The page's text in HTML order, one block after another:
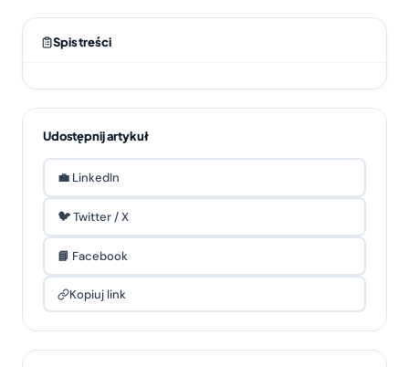
Spis treści
Udostępnij artykuł
💼 LinkedIn
🐦 Twitter / X
📘 Facebook
Kopiuj link